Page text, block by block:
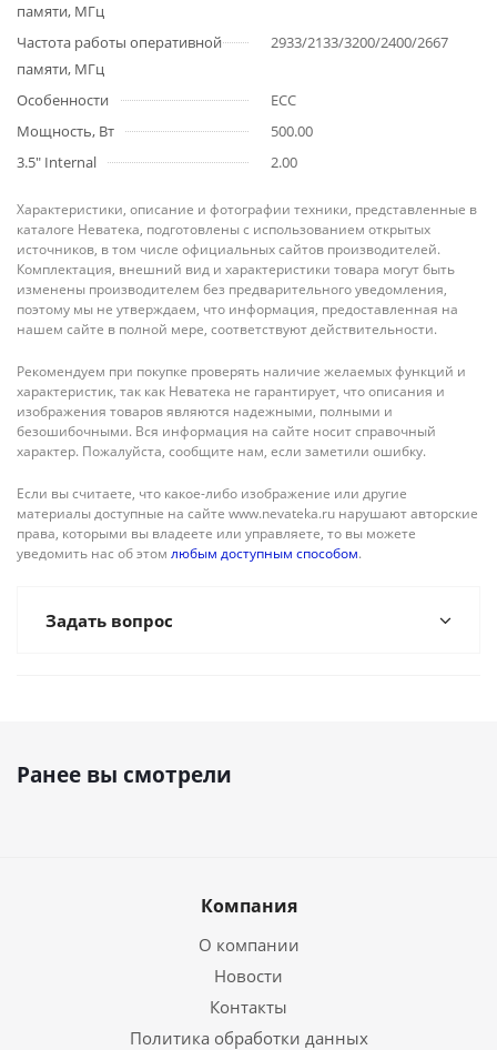
памяти, МГц
Частота работы оперативной
памяти, МГц
2933/2133/3200/2400/2667
Особенности
ECC
Мощность, Вт
500.00
3.5" Internal
2.00
Характеристики, описание и фотографии техники, представленные в
каталоге Неватека, подготовлены с использованием открытых
источников, в том числе официальных сайтов производителей.
Комплектация, внешний вид и характеристики товара могут быть
изменены производителем без предварительного уведомления,
поэтому мы не утверждаем, что информация, предоставленная на
нашем сайте в полной мере, соответствуют действительности.
Рекомендуем при покупке проверять наличие желаемых функций и
характеристик, так как Неватека не гарантирует, что описания и
изображения товаров являются надежными, полными и
безошибочными. Вся информация на сайте носит справочный
характер. Пожалуйста, сообщите нам, если заметили ошибку.
Если вы считаете, что какое-либо изображение или другие
материалы доступные на сайте www.nevateka.ru нарушают авторские
права, которыми вы владеете или управляете, то вы можете
уведомить нас об этом любым доступным способом.
Задать вопрос
Ранее вы смотрели
Компания
О компании
Новости
Контакты
Политика обработки данных